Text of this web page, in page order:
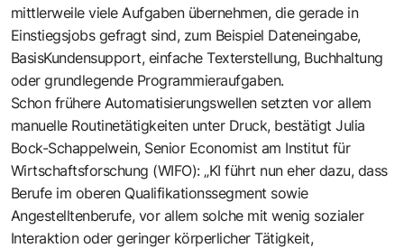
mittlerweile viele Aufgaben übernehmen, die gerade in
Einstiegsjobs gefragt sind, zum Beispiel Dateneingabe,
BasisKundensupport, einfache Texterstellung, Buchhaltung
oder grundlegende Programmieraufgaben.
Schon frühere Automatisierungswellen setzten vor allem
manuelle Routinetätigkeiten unter Druck, bestätigt Julia
Bock-Schappelwein, Senior Economist am Institut für
Wirtschaftsforschung (WIFO): „KI führt nun eher dazu, dass
Berufe im oberen Qualifikationssegment sowie
Angestelltenberufe, vor allem solche mit wenig sozialer
Interaktion oder geringer körperlicher Tätigkeit,